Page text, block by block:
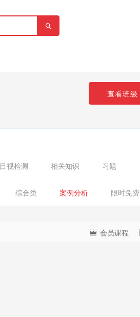
查看班级
目视检测 相关知识 习题
综合类 案例分析 限时免费
会员课程